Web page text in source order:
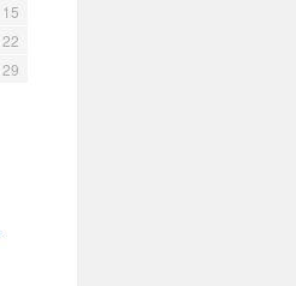
15
22
29